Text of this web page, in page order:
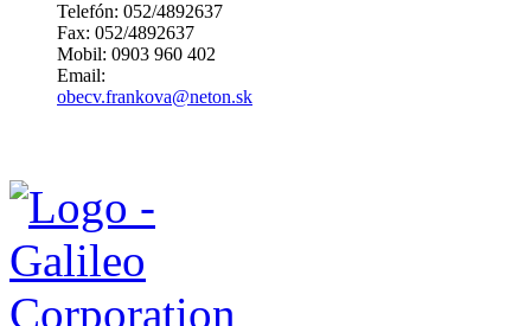
Telefón: 052/4892637
Fax: 052/4892637
Mobil: 0903 960 402
Email:
obecv.frankova@neton.sk